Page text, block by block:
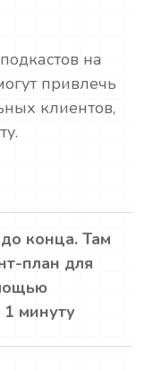
на
привлечь
клиентов,
конца. Там
план для
1 минуту